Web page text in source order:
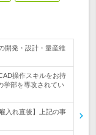
開発・設計・量産維
操作スキルをお持
学部を専攻されてい
入れ直後】上記の事